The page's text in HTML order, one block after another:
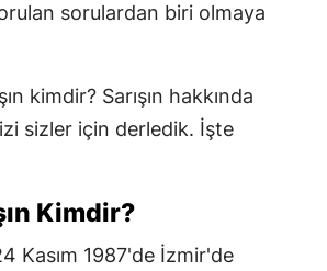
sorulardan biri olmaya
kimdir? Sarışın hakkında
sizler için derledik. İşte
Kimdir?
Kasım 1987'de İzmir'de